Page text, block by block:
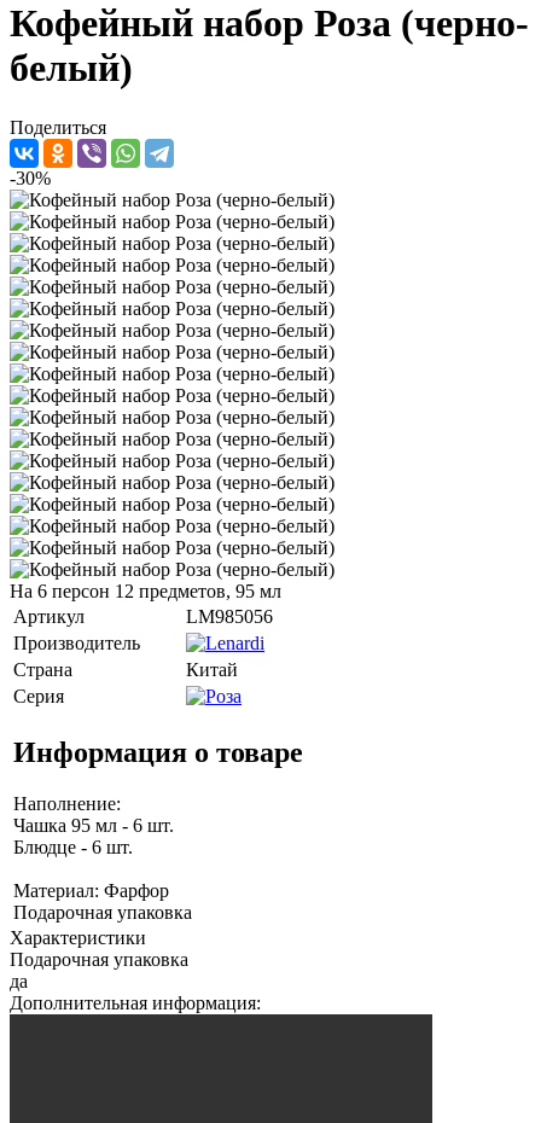
Кофейный набор Роза (черно-
белый)
Поделиться
-30%
На 6 персон 12 предметов, 95 мл
Артикул
LM985056
Производитель
Страна
Китай
Серия
Информация о товаре
Наполнение:
Чашка 95 мл - 6 шт.
Блюдце - 6 шт.
Материал: Фарфор
Подарочная упаковка
Характеристики
Подарочная упаковка
да
Дополнительная информация: